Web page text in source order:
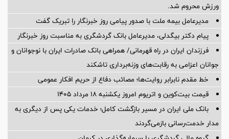
ورزش محروم شد.
مدیرعامل بیمه ملت با صدور پیامی روز خبرنگار را تبریک گفت
پیام دکتر بیگدلی، مدیرعامل بانک گردشگری به مناسبت روز خبرنگار
فرزندان ایران در راه قهرمانی/ همراهی بانک صادرات ایران با نوجوانان و
جوانان اعزامی به رقابت‌های وزنه‌برداری تاشکند
خط مقدم نابرابر روایت‌ها؛ مصائب دفاع از حریم افکار عمومی
قیمت بیت‌کوین و اتریوم امروز یکشنبه ۱۸ مرداد ۱۴۰۵
بانک ملی ایران در مسیر بازگشت کامل؛ خدمات یکی پس از دیگری به
مدار خدمت‌رسانی بازمی‌گردند